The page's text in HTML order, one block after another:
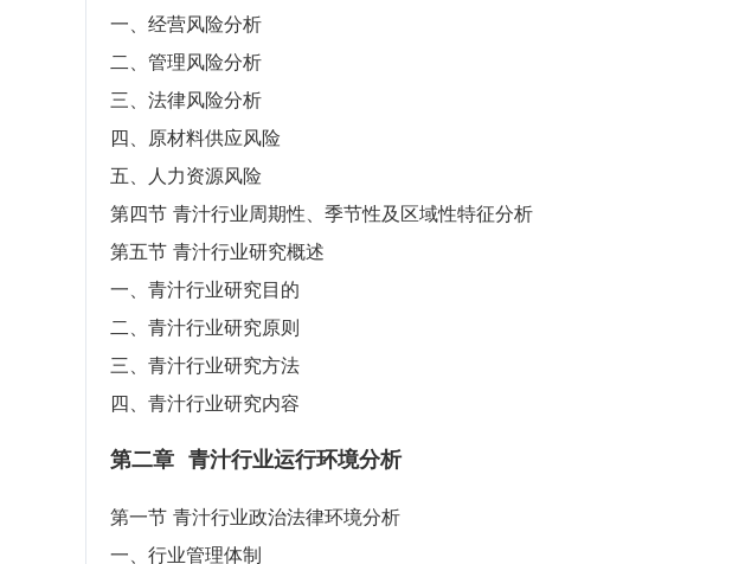
一、经营风险分析
二、管理风险分析
三、法律风险分析
四、原材料供应风险
五、人力资源风险
第四节 青汁行业周期性、季节性及区域性特征分析
第五节 青汁行业研究概述
一、青汁行业研究目的
二、青汁行业研究原则
三、青汁行业研究方法
四、青汁行业研究内容
第二章 青汁行业运行环境分析
第一节 青汁行业政治法律环境分析
一、行业管理体制